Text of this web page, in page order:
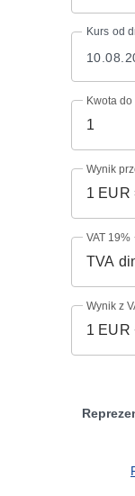
Kurs od
Kwota
Wynik
VAT 19%
Wynik z